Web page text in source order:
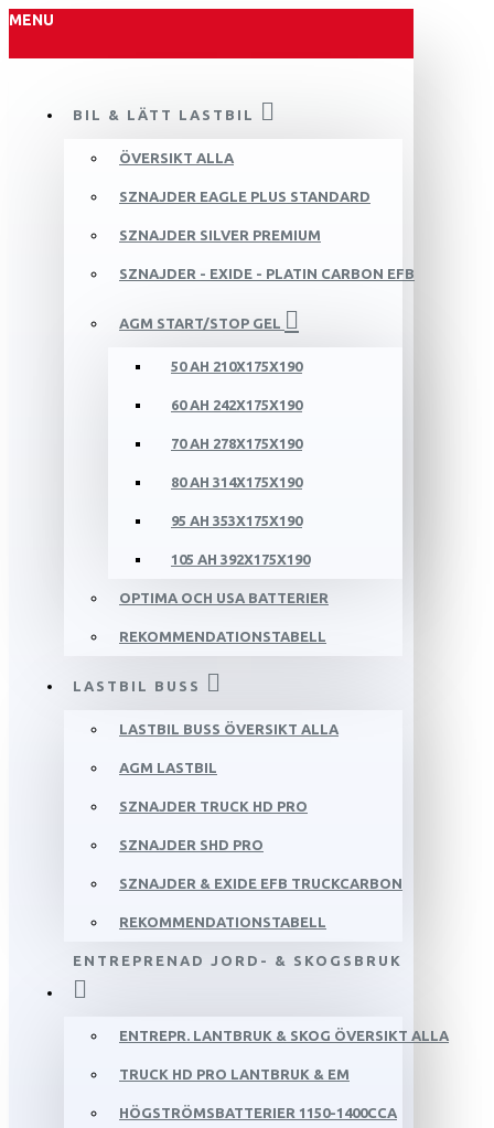
MENU
BIL & LÄTT LASTBIL
ÖVERSIKT ALLA
SZNAJDER EAGLE PLUS STANDARD
SZNAJDER SILVER PREMIUM
SZNAJDER - EXIDE - PLATIN CARBON EFB
AGM START/STOP GEL
50 AH 210X175X190
60 AH 242X175X190
70 AH 278X175X190
80 AH 314X175X190
95 AH 353X175X190
105 AH 392X175X190
OPTIMA OCH USA BATTERIER
REKOMMENDATIONSTABELL
LASTBIL BUSS
LASTBIL BUSS ÖVERSIKT ALLA
AGM LASTBIL
SZNAJDER TRUCK HD PRO
SZNAJDER SHD PRO
SZNAJDER & EXIDE EFB TRUCKCARBON
REKOMMENDATIONSTABELL
ENTREPRENAD JORD- & SKOGSBRUK
ENTREPR. LANTBRUK & SKOG ÖVERSIKT ALLA
TRUCK HD PRO LANTBRUK & EM
HÖGSTRÖMSBATTERIER 1150-1400CCA